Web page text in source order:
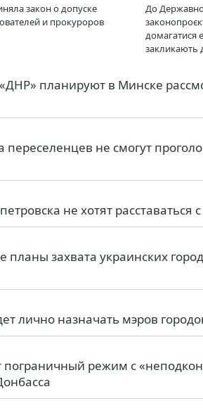
закон о допуске
и прокуроров
До
домагатися
закликають
планируют в Минске
не смогут
не хотят расставаться
планы захвата украинских
лично назначать мэров
пограничный режим с